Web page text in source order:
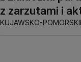
z zarzutami i
KUJAWSKO-